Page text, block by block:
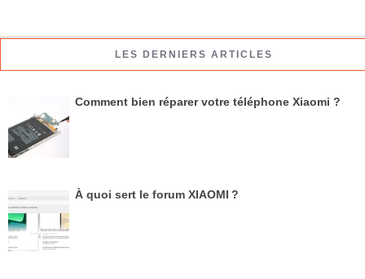
LES DERNIERS ARTICLES
Comment bien réparer votre téléphone Xiaomi ?
À quoi sert le forum XIAOMI ?